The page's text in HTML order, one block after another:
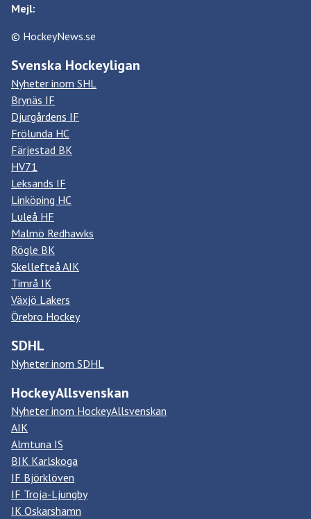
Mejl:
© HockeyNews.se
Svenska Hockeyligan
Nyheter inom SHL
Brynäs IF
Djurgårdens IF
Frölunda HC
Färjestad BK
HV71
Leksands IF
Linköping HC
Luleå HF
Malmö Redhawks
Rögle BK
Skellefteå AIK
Timrå IK
Växjö Lakers
Örebro Hockey
SDHL
Nyheter inom SDHL
HockeyAllsvenskan
Nyheter inom HockeyAllsvenskan
AIK
Almtuna IS
BIK Karlskoga
IF Björklöven
IF Troja-Ljungby
IK Oskarshamn